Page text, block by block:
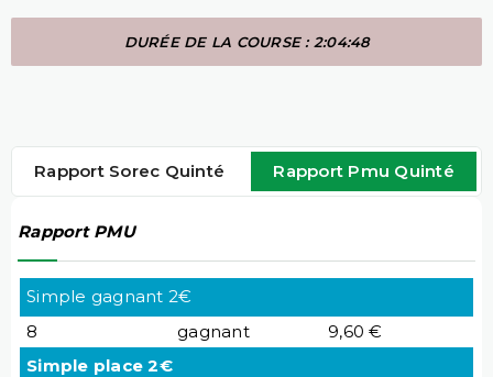
DURÉE DE LA COURSE : 2:04:48
Rapport Sorec Quinté Rapport Pmu Quinté
Rapport PMU
Simple gagnant 2€
8
gagnant
9,60 €
Simple place 2€